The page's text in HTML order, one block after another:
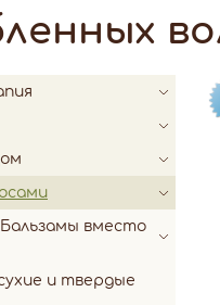
вместо
и твердые